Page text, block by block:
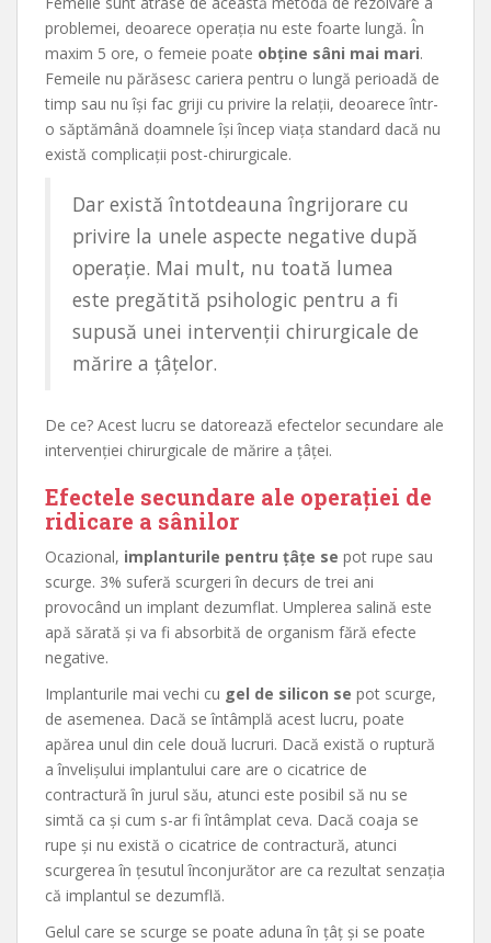
problemei, deoarece operația nu este foarte lungă. În
maxim 5 ore, o femeie poate obține sâni mai mari.
Femeile nu părăsesc cariera pentru o lungă perioadă de
timp sau nu își fac griji cu privire la relații, deoarece într-
o săptămână doamnele își încep viața standard dacă nu
există complicații post-chirurgicale.
Dar există întotdeauna îngrijorare cu
privire la unele aspecte negative după
operație. Mai mult, nu toată lumea
este pregătită psihologic pentru a fi
supusă unei intervenții chirurgicale de
mărire a țâțelor.
De ce? Acest lucru se datorează efectelor secundare ale
intervenției chirurgicale de mărire a țâței.
Efectele secundare ale operației de
ridicare a sânilor
Ocazional, implanturile pentru țâțe se pot rupe sau
scurge. 3% suferă scurgeri în decurs de trei ani
provocând un implant dezumflat. Umplerea salină este
apă sărată și va fi absorbită de organism fără efecte
negative.
Implanturile mai vechi cu gel de silicon se pot scurge,
de asemenea. Dacă se întâmplă acest lucru, poate
apărea unul din cele două lucruri. Dacă există o ruptură
a învelișului implantului care are o cicatrice de
contractură în jurul său, atunci este posibil să nu se
simtă ca și cum s-ar fi întâmplat ceva. Dacă coaja se
rupe și nu există o cicatrice de contractură, atunci
scurgerea în țesutul înconjurător are ca rezultat senzația
că implantul se dezumflă.
Gelul care se scurge se poate aduna în țâț și se poate